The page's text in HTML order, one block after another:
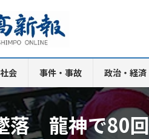
社会 事件・事故 政治・経済
落 龍神で80